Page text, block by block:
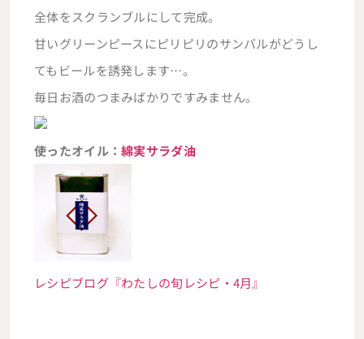
全体をスクランブルにして完成。
甘いグリーンピースにピリピリのサンバルがどうし
てもビールを誘発します…。
毎日お酒のつまみばかりですみません。
使ったオイル：綿実サラダ油
レシピブログ『わたしの旬レシピ・4月』